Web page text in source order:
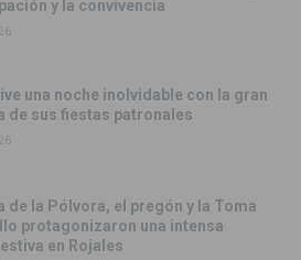
y la convivencia
una noche inolvidable con la gran
de sus fiestas patronales
de la Pólvora, el pregón y la Toma
protagonizaron una intensa
en Rojales